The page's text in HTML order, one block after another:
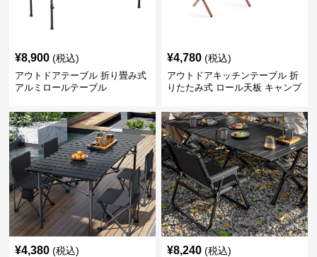
¥8,900 (税込)
アウトドアテーブル 折り畳み式
アルミロールテーブル
¥4,780 (税込)
アウトドアキッチンテーブル 折
りたたみ式 ロール天板 キャンプ
¥4,380 (税込) ¥8,240 (税込)